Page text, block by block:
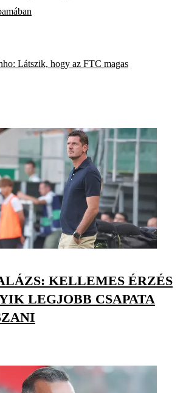
Látszik, hogy az FTC magas
KELLEMES ÉRZÉS
LEGJOBB CSAPATA